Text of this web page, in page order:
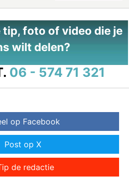
tip, foto of video die je
wilt delen?
06 - 574 71 321
op Facebook
Post op X
de redactie